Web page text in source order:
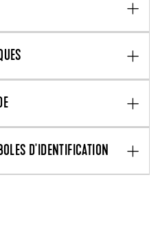
D'IDENTIFICATION